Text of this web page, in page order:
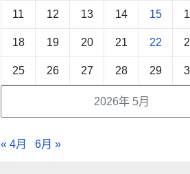
2026年 5月
11 12 13 14 15
18 19 20 21 22
25 26 27 28 29
« 4月 6月 »